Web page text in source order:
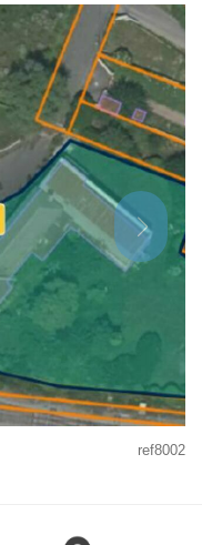
ref8002